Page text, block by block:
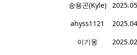
송용곤(Kyle)
ahyss1121
이기웅